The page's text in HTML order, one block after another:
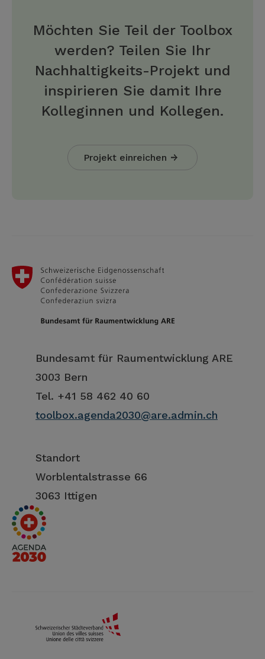
Möchten Sie Teil der Toolbox
werden? Teilen Sie Ihr
Nachhaltigkeits-Projekt und
inspirieren Sie damit Ihre
Kolleginnen und Kollegen.
Projekt einreichen
Bundesamt für Raumentwicklung ARE
3003 Bern
Tel. +41 58 462 40 60
toolbox.agenda2030@are.admin.ch
Standort
Worblentalstrasse 66
3063 Ittigen